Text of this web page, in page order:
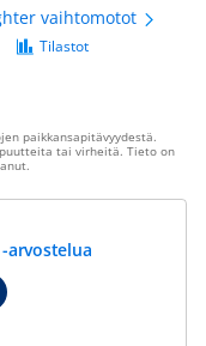
vaihtomotot
Tilastot
paikkansapitävyydestä.
tai virheitä. Tieto on
arvostelua